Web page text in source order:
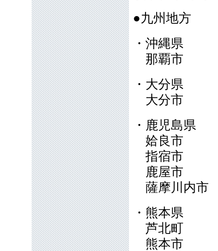
●九州地方
・沖縄県
那覇市
・大分県
大分市
・鹿児島県
姶良市
指宿市
鹿屋市
薩摩川内
・熊本県
芦北町
熊本市